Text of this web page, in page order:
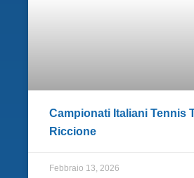
Campionati Italiani Tennis
Riccione
Febbraio 13, 2026